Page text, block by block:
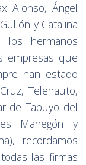
Alonso, Ángel
y Catalina
los hermanos
empresas que
han estado
Telenauto,
de Tabuyo del
Mahegón y
recordamos
las firmas